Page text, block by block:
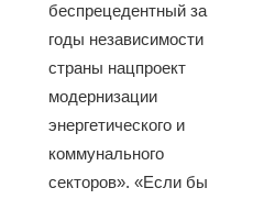
беспрецедентный за
годы независимости
страны нацпроект
модернизации
энергетического и
коммунального
секторов». «Если бы